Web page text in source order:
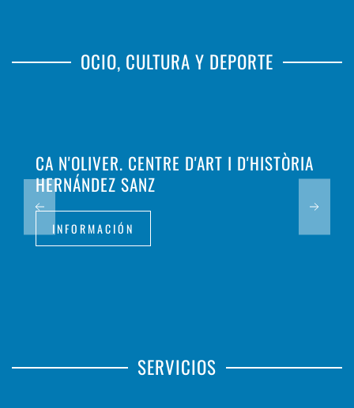
OCIO, CULTURA Y DEPORTE
CA N'OLIVER. CENTRE D'ART I D'HISTÒRIA
HERNÁNDEZ SANZ
INFORMACIÓN
SERVICIOS